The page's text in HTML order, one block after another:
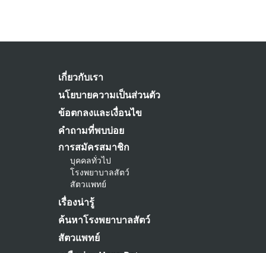
เกี่ยวกับเรา
นโยบายความเป็นส่วนตัว
ข้อตกลงและเงื่อนไข
คำถามที่พบบ่อย
การสมัครสมาชิก
บุคคลทั่วไป
โรงพยาบาลสัตว์
สัตวแพทย์
เรื่องน่ารู้
ค้นหาโรงพยาบาลสัตว์
สัตวแพทย์